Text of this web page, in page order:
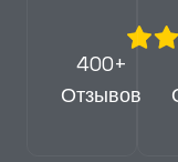
400+
Отзывов